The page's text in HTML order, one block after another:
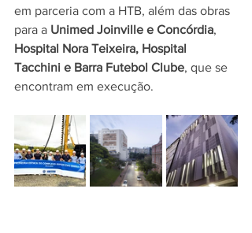
em parceria com a HTB, além das obras
para a Unimed Joinville e Concórdia,
Hospital Nora Teixeira, Hospital
Tacchini e Barra Futebol Clube, que se
encontram em execução.